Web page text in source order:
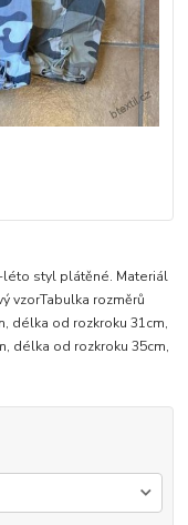
léto styl plátěné. Materiál
vzorTabulka rozměrů
délka od rozkroku 31cm,
délka od rozkroku 35cm,